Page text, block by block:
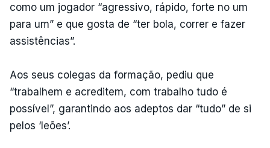
como um jogador “agressivo, rápido, forte no um
para um” e que gosta de “ter bola, correr e fazer
assistências”.
Aos seus colegas da formação, pediu que
“trabalhem e acreditem, com trabalho tudo é
possível”, garantindo aos adeptos dar “tudo” de si
pelos ‘leões’.